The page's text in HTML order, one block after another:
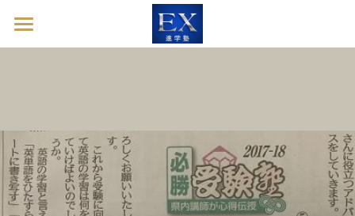
ホーム
進学塾EXとは
塾長ブログ
お問い合わせ